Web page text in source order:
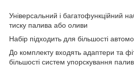
Універсальний і багатофункційний
тиску палива або оливи
Набір підходить для більшості
До комплекту входять адаптери та
більшості систем упорскування